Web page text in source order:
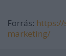
Forrás:
marketing/